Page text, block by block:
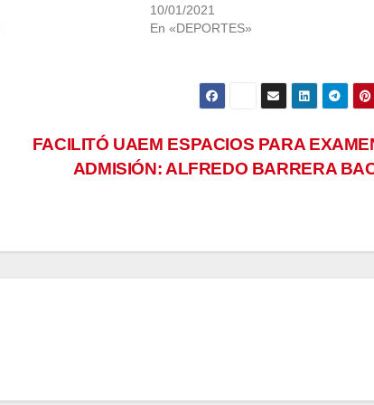
10/01/2021
En «DEPORTES»
FACILITÓ UAEM ESPACIOS PARA
ADMISIÓN: ALFREDO BARRERA